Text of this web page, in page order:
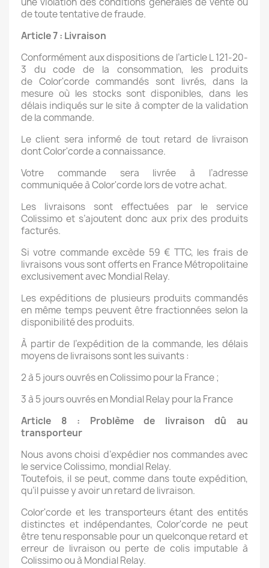
de toute tentative de fraude.
Article 7 : Livraison
Conformément aux dispositions de l’article L 121-20-
3 du code de la consommation, les produits
de Color'corde commandés sont livrés, dans la
mesure où les stocks sont disponibles, dans les
délais indiqués sur le site à compter de la validation
de la commande.
Le client sera informé de tout retard de livraison
dont Color'corde a connaissance.
Votre commande sera livrée à l’adresse
communiquée à Color'corde lors de votre achat.
Les livraisons sont effectuées par le service
Colissimo et s’ajoutent donc aux prix des produits
facturés.
Si votre commande excède 59 € TTC, les frais de
livraisons vous sont offerts en France Métropolitaine
exclusivement avec Mondial Relay.
Les expéditions de plusieurs produits commandés
en même temps peuvent être fractionnées selon la
disponibilité des produits.
À partir de l’expédition de la commande, les délais
moyens de livraisons sont les suivants :
2 à 5 jours ouvrés en Colissimo pour la France ;
3 à 5 jours ouvrés en Mondial Relay pour la France
Article 8 : Problème de livraison dû au
transporteur
Nous avons choisi d’expédier nos commandes avec
le service Colissimo, mondial Relay.
Toutefois, il se peut, comme dans toute expédition,
qu’il puisse y avoir un retard de livraison.
Color'corde et les transporteurs étant des entités
distinctes et indépendantes, Color'corde ne peut
être tenu responsable pour un quelconque retard et
erreur de livraison ou perte de colis imputable à
Colissimo ou à Mondial Relay.